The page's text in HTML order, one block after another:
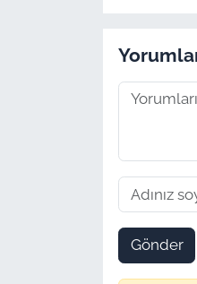
Gönder